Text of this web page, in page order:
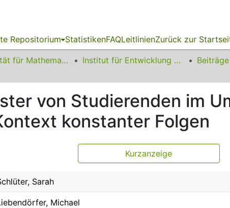
Repositorium StatistikenFAQLeitlinienZurück zur
01 Fakultät für Mathematik Institut für Entwicklung und Erforschung des Mathematikunterrichts
von Studierenden im
konstanter Folgen
Kurzanzeige
Sarah
Michael